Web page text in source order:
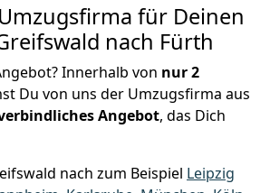
für Deinen
nach Fürth
Innerhalb von nur 2
Du von uns der Umzugsfirma aus
Angebot, das Dich
nach zum Beispiel Leipzig